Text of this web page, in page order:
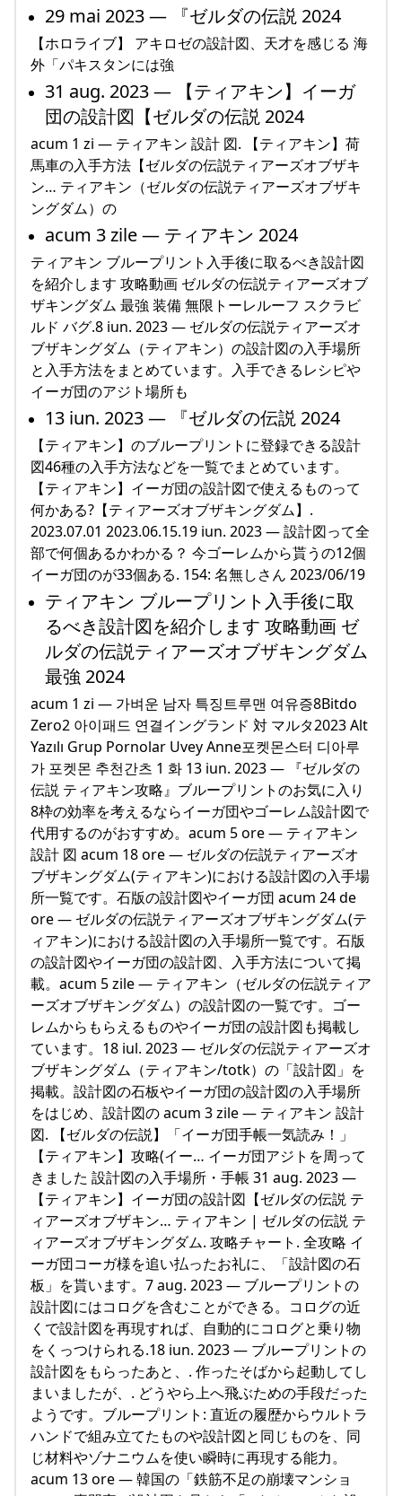
29 mai 2023 — 『ゼルダの伝説 2024
【ホロライブ】 アキロゼの設計図、天才を感じる 海
外「パキスタンには強
31 aug. 2023 — 【ティアキン】イーガ
団の設計図【ゼルダの伝説 2024
acum 1 zi — ティアキン 設計 図. 【ティアキン】荷
馬車の入手方法【ゼルダの伝説ティアーズオブザキ
ン… ティアキン（ゼルダの伝説ティアーズオブザキ
ングダム）の
acum 3 zile — ティアキン 2024
ティアキン ブループリント入手後に取るべき設計図
を紹介します 攻略動画 ゼルダの伝説ティアーズオブ
ザキングダム 最強 装備 無限トーレルーフ スクラビ
ルド バグ.8 iun. 2023 — ゼルダの伝説ティアーズオ
ブザキングダム（ティアキン）の設計図の入手場所
と入手方法をまとめています。入手できるレシピや
イーガ団のアジト場所も
13 iun. 2023 — 『ゼルダの伝説 2024
【ティアキン】のブループリントに登録できる設計
図46種の入手方法などを一覧でまとめています。
【ティアキン】イーガ団の設計図で使えるものって
何かある?【ティアーズオブザキングダム】.
2023.07.01 2023.06.15.19 iun. 2023 — 設計図って全
部で何個あるかわかる？ 今ゴーレムから貰うの12個
イーガ団のが33個ある. 154: 名無しさん 2023/06/19
ティアキン ブループリント入手後に取
るべき設計図を紹介します 攻略動画 ゼ
ルダの伝説ティアーズオブザキングダム
最強 2024
acum 1 zi — 가벼운 남자 특징트루맨 여유증8Bitdo
Zero2 아이패드 연결イングランド 対 マルタ2023 Alt
Yazılı Grup Pornolar Uvey Anne포켓몬스터 디아루
가 포켓몬 추천간츠 1 화 13 iun. 2023 — 『ゼルダの
伝説 ティアキン攻略』ブループリントのお気に入り
8枠の効率を考えるならイーガ団やゴーレム設計図で
代用するのがおすすめ。acum 5 ore — ティアキン
設計 図 acum 18 ore — ゼルダの伝説ティアーズオ
ブザキングダム(ティアキン)における設計図の入手場
所一覧です。石版の設計図やイーガ団 acum 24 de
ore — ゼルダの伝説ティアーズオブザキングダム(テ
ィアキン)における設計図の入手場所一覧です。石版
の設計図やイーガ団の設計図、入手方法について掲
載。acum 5 zile — ティアキン（ゼルダの伝説ティア
ーズオブザキングダム）の設計図の一覧です。ゴー
レムからもらえるものやイーガ団の設計図も掲載し
ています。18 iul. 2023 — ゼルダの伝説ティアーズオ
ブザキングダム（ティアキン/totk）の「設計図」を
掲載。設計図の石板やイーガ団の設計図の入手場所
をはじめ、設計図の acum 3 zile — ティアキン 設計
図. 【ゼルダの伝説】「イーガ団手帳一気読み！」
【ティアキン】攻略(イー… イーガ団アジトを周って
きました 設計図の入手場所・手帳 31 aug. 2023 —
【ティアキン】イーガ団の設計図【ゼルダの伝説 テ
ィアーズオブザキン… ティアキン | ゼルダの伝説 テ
ィアーズオブザキングダム. 攻略チャート. 全攻略 イ
ーガ団コーガ様を追い払ったお礼に、「設計図の石
板」を貰います。7 aug. 2023 — ブループリントの
設計図にはコログを含むことができる。コログの近
くで設計図を再現すれば、自動的にコログと乗り物
をくっつけられる.18 iun. 2023 — ブループリントの
設計図をもらったあと、. 作ったそばから起動してし
まいましたが、. どうやら上へ飛ぶための手段だった
ようです。ブループリント: 直近の履歴からウルトラ
ハンドで組み立てたものや設計図と同じものを、同
じ材料やゾナニウムを使い瞬時に再現する能力。
acum 13 ore — 韓国の「鉄筋不足の崩壊マンショ